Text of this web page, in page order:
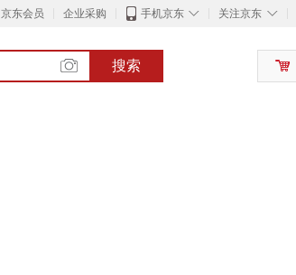
京东会员 企业采购 ◇
手机京东 ◇
关注京东
搜索